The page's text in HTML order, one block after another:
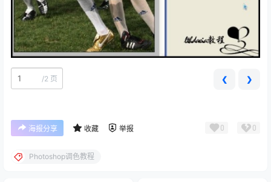
/2 页 ❮ ❯
海报分享 收藏 举报 0 0
Photoshop调色教程